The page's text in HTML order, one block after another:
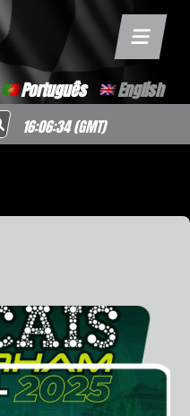
Português English
16:06:35(GMT)